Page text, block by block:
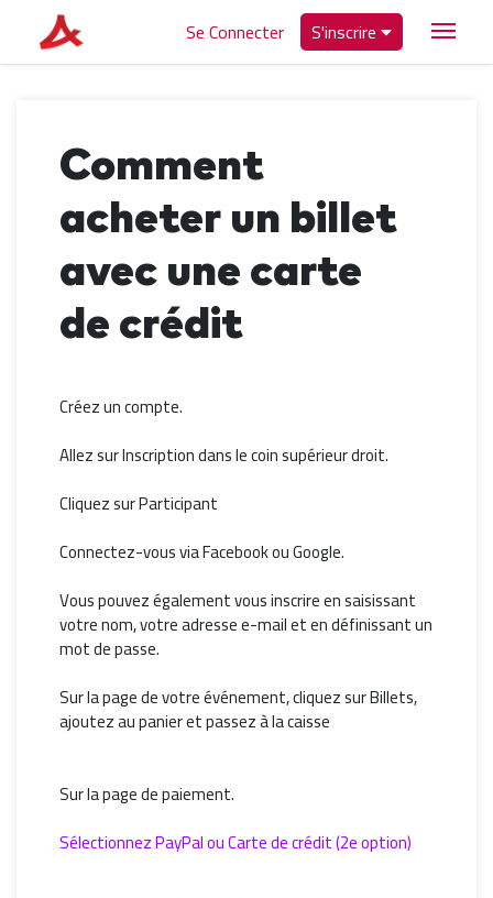
Se Connecter S'inscrire
Comment
acheter un billet
avec une carte
de crédit
Créez un compte.
Allez sur Inscription dans le coin supérieur droit.
Cliquez sur Participant
Connectez-vous via Facebook ou Google.
Vous pouvez également vous inscrire en saisissant
votre nom, votre adresse e-mail et en définissant un
mot de passe.
Sur la page de votre événement, cliquez sur Billets,
ajoutez au panier et passez à la caisse
Sur la page de paiement.
Sélectionnez PayPal ou Carte de crédit (2e option)